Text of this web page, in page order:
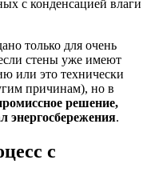
с конденсацией влаги
только для очень
стены уже имеют
или это технически
причинам), но в
решение,
энергосбережения.
с